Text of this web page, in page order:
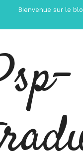
contenu
Bienvenue sur le